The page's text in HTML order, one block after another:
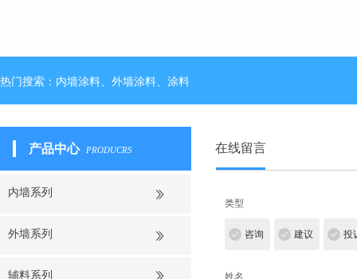
热门搜索：内墙涂料、外墙涂料、涂料
产品中心 PRODUCRS 在线留言
内墙系列
外墙系列
辅料系列
类型
咨询 建议 投
姓名